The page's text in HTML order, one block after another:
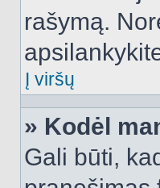
rašymą.
Į viršų
» Kodėl
Gali būti,